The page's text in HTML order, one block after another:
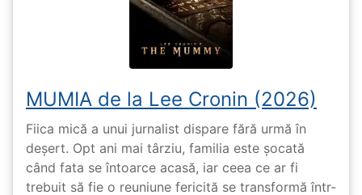
MUMIA de la Lee Cronin (2026)
Fiica mică a unui jurnalist dispare fără urmă în
deșert. Opt ani mai târziu, familia este șocată
când fata se întoarce acasă, iar ceea ce ar fi
trebuit să fie o reuniune fericită se transformă într-